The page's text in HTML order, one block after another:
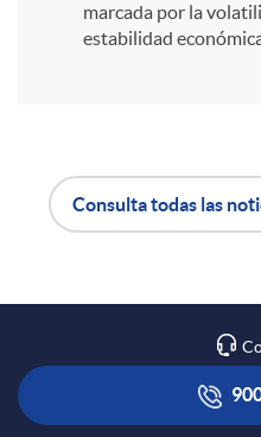
R
e
marcada por la
estabilidad
A
p
l
o
t
Consulta todas las